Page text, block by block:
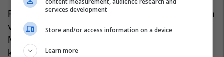
Përveç blerjeve të sipërpërmendura, të cilat kapin
vlerën e më shumë se një miliardë dollarëve,
Microsoft ka një sërë blerjesh më të vogla dhe ka
kompani të ndryshme në të cilat ka aksione dhe
content measurement, audience research and
services development
Store and/or access information on a device
Learn more